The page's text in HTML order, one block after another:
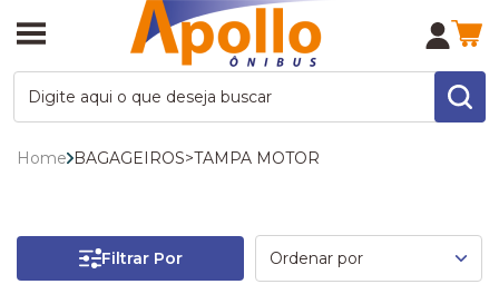
Home BAGAGEIROS>TAMPA MOTOR
Filtrar Por